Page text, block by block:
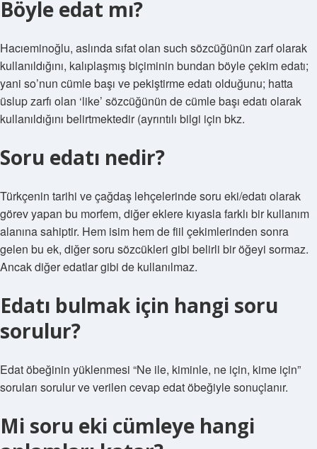
Böyle edat mı?
Hacıeminoğlu, aslında sıfat olan such sözcüğünün zarf olarak
kullanıldığını, kalıplaşmış biçiminin bundan böyle çekim edatı;
yani so’nun cümle başı ve pekiştirme edatı olduğunu; hatta
üslup zarfı olan ‘like’ sözcüğünün de cümle başı edatı olarak
kullanıldığını belirtmektedir (ayrıntılı bilgi için bkz.
Soru edatı nedir?
Türkçenin tarihi ve çağdaş lehçelerinde soru eki/edatı olarak
görev yapan bu morfem, diğer eklere kıyasla farklı bir kullanım
alanına sahiptir. Hem isim hem de fiil çekimlerinden sonra
gelen bu ek, diğer soru sözcükleri gibi belirli bir öğeyi sormaz.
Ancak diğer edatlar gibi de kullanılmaz.
Edatı bulmak için hangi soru
sorulur?
Edat öbeğinin yüklenmesi “Ne ile, kiminle, ne için, kime için”
soruları sorulur ve verilen cevap edat öbeğiyle sonuçlanır.
Mi soru eki cümleye hangi